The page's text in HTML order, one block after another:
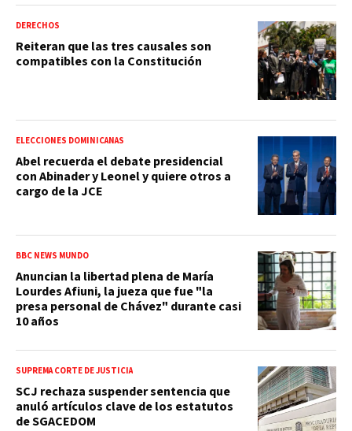
DERECHOS
Reiteran que las tres causales son
compatibles con la Constitución
ELECCIONES DOMINICANAS
Abel recuerda el debate presidencial
con Abinader y Leonel y quiere otros a
cargo de la JCE
BBC NEWS MUNDO
Anuncian la libertad plena de María
Lourdes Afiuni, la jueza que fue "la
presa personal de Chávez" durante casi
10 años
SUPREMA CORTE DE JUSTICIA
SCJ rechaza suspender sentencia que
anuló artículos clave de los estatutos
de SGACEDOM